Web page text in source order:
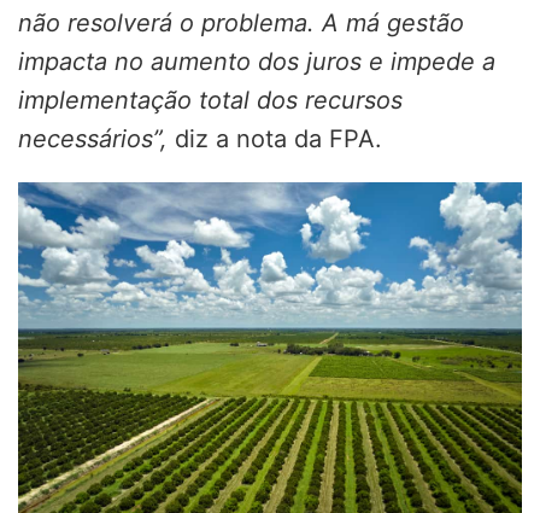
não resolverá o problema. A má gestão
impacta no aumento dos juros e impede a
implementação total dos recursos
necessários”, diz a nota da FPA.